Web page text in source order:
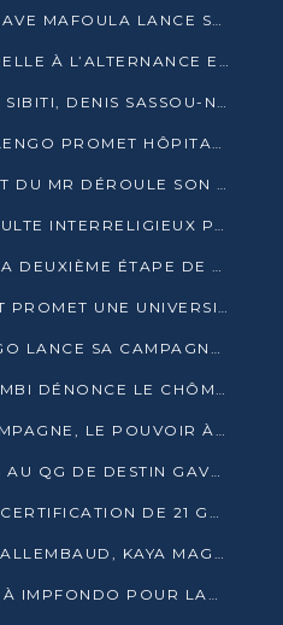
PRÉSIDENTIELLE 2026 : DAVE MAFOULA LANCE SA « VAGUE DU NOUVEAU DÉPART » À IMPFONDO
OYO : DESTIN GAVET APPELLE À L’ALTERNANCE ET À LA RESPONSABILITÉ DE LA JEUNESSE
PRÉSIDENTIELLE 2026 : À SIBITI, DENIS SASSOU-N’GUESSO PARIE SUR LES RESSOURCES DE LA LEKOUMOU
À EWO, DESTIN GAVET ELENGO PROMET HÔPITAL, CHEMIN DE FER ET AUDIT DES FINANCES PUBLIQUES
À OWANDO, LE CANDIDAT DU MR DÉROULE SON PROGRAMME DE “CHANGEMENT”
PRÉSIDENTIELLE 2026 : CULTE INTERRELIGIEUX POUR LA PAIX À OUENZÉ
DOLISIE EN BLEU POUR LA DEUXIÈME ÉTAPE DE CAMPAGNE DE DSN
À OUESSO, DESTIN GAVET PROMET UNE UNIVERSITÉ POUR LA SANGHA
À OUESSO, GAVET ELONGO LANCE SA CAMPAGNE SOUS LE SIGNE DU RENOUVEAU
À SIBITI, JOSEPH KIGNOUMBI DÉNONCE LE CHÔMAGE ET LES DÉFAILLANCES DE L’ÉTAT
COUP D’ENVOI DE LA CAMPAGNE, LE POUVOIR À POINTE-NOIRE, L’OPPOSITION À OUESSO ET SIBITI
DES OUVRIERS TABASSÉS AU QG DE DESTIN GAVET À 24 HEURES DE L’OUVERTURE DE LA CAMPAGNE
AGL CONGO ENGAGE LA CERTIFICATION DE 21 GRUTIERS AUX NORMES INTERNATIONALES
DESTIN GAVET NOMME WALLEMBAUD, KAYA MAGANE, BOUDZIKA ET MBOUSSA-ELLAH AUX COMMANDES DE SA CAMPAGNE
DENIS SASSOU-NGUESSO À IMPFONDO POUR LANCER LE CORRIDOR 13